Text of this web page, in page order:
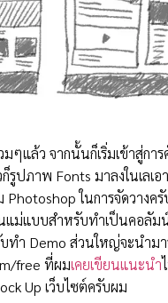
ๆแล้ว จากนั้นก็เริ่มเข้าสู่กา
รูปภาพ Fonts มาลงในเลเ
Photoshop ในการจัดวางค
แม่แบบสำหรับทำเป็นคอลัม
ทำ Demo ส่วนใหญ่จะนำมา
free ที่ผมเคยเขียนแนะนำ
Up เว็บไซต์ครับผม